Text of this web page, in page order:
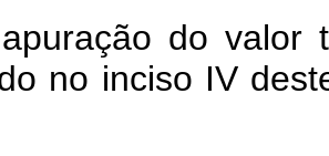
do valor
no inciso IV